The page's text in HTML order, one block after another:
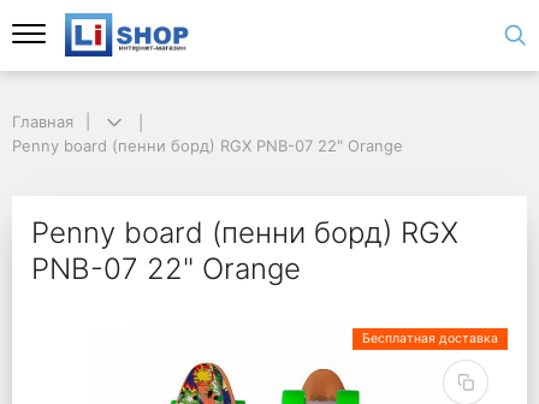
Главная
Penny board (пенни борд) RGX PNB-07 22" Orange
Penny board (пенни борд) RGX
PNB-07 22" Orange
Бесплатная доставка